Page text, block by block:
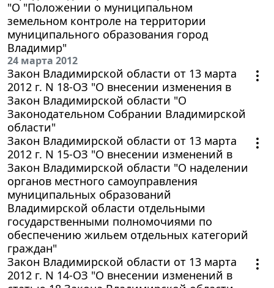
"О "Положении о муниципальном
земельном контроле на территории
муниципального образования город
Владимир"
24 марта 2012
Закон Владимирской области от 13 марта
2012 г. N 18-ОЗ "О внесении изменения в
Закон Владимирской области "О
Законодательном Собрании Владимирской
области"
Закон Владимирской области от 13 марта
2012 г. N 15-ОЗ "О внесении изменений в
Закон Владимирской области "О наделении
органов местного самоуправления
муниципальных образований
Владимирской области отдельными
государственными полномочиями по
обеспечению жильем отдельных категорий
граждан"
Закон Владимирской области от 13 марта
2012 г. N 14-ОЗ "О внесении изменений в